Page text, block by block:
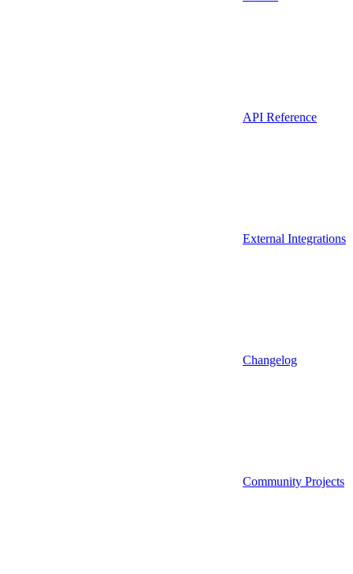
API Reference
External Integrations
Changelog
Community Projects